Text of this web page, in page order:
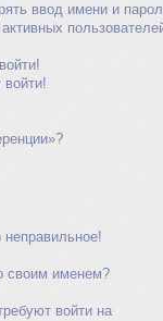
ввод имени и
войти!
своим именем?
войти на